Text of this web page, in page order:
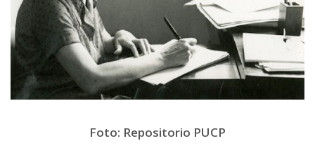
Foto: Repositorio PUCP